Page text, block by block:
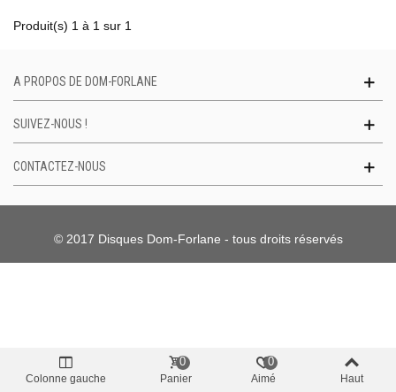
Produit(s) 1 à 1 sur 1
A PROPOS DE DOM-FORLANE
SUIVEZ-NOUS !
CONTACTEZ-NOUS
© 2017 Disques Dom-Forlane - tous droits réservés
Colonne gauche Panier
0
Aimé
0
Haut